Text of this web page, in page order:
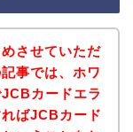
させていただ
事では、ホワ
カードエラ
ばJCBカード